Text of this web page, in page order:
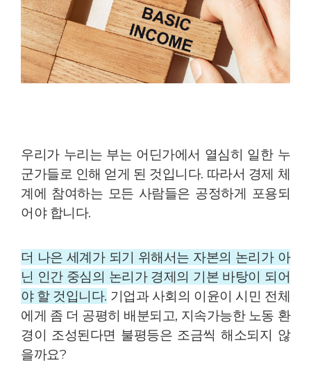
우리가 누리는 부는 어딘가에서 열심히 일한 누
군가들로 인해 얻게 된 것입니다. 따라서 경제 체
계에 참여하는 모든 사람들은 공정하게 포용되
어야 합니다.
더 나은 세계가 되기 위해서는 자본의 논리가 아
닌 인간 중심의 논리가 경제의 기본 바탕이 되어
야 할 것입니다. 기업과 사회의 이윤이 시민 전체
에게 좀 더 공평히 배분되고, 지속가능한 노동 환
경이 조성된다면 불평등은 조금씩 해소되지 않
을까요?